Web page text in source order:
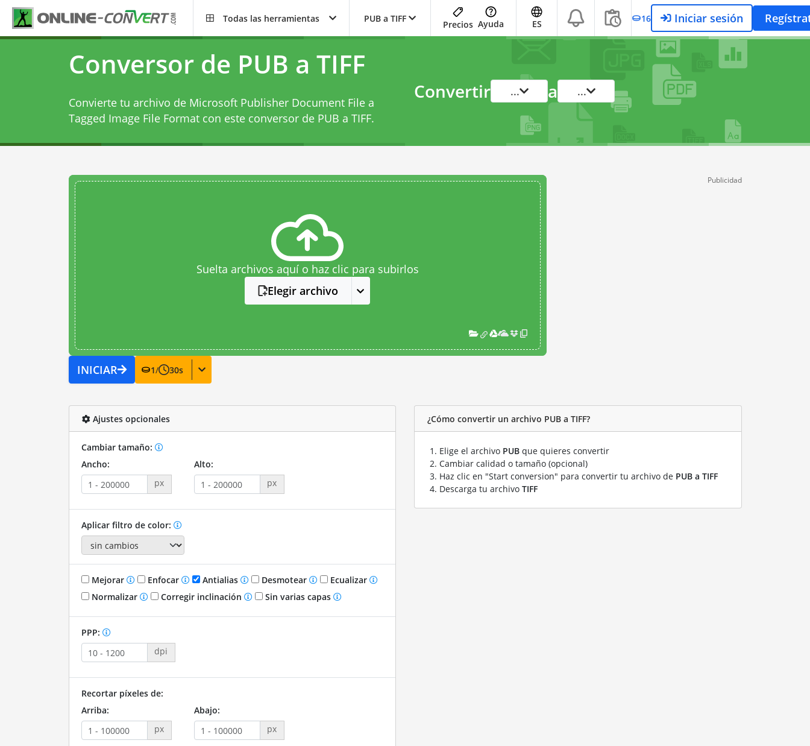
Todas las herramientas PUB a TIFF
Precios Ayuda ES 16 Iniciar sesión
Conversor de PUB a TIFF
Convierte tu archivo de Microsoft Publisher Document File a
Tagged Image File Format con este conversor de PUB a TIFF.
Convertir ... a ...
Suelta archivos aquí o haz clic para subirlos
Elegir archivo
INICIAR 1/ 30s
Publicidad
Ajustes opcionales
Cambiar tamaño:
Ancho:
px
Alto:
px
Aplicar filtro de color:
Mejorar Enfocar Antialias Desmotear
Ecualizar
Normalizar
Corregir inclinación Sin varias capas
PPP:
dpi
Recortar píxeles de:
Arriba:
px
Abajo:
px
¿Cómo convertir un archivo PUB a TIFF?
Elige el archivo PUB que quieres convertir
Cambiar calidad o tamaño (opcional)
Haz clic en "Start conversion" para convertir tu archivo de PUB a TIFF
Descarga tu archivo TIFF